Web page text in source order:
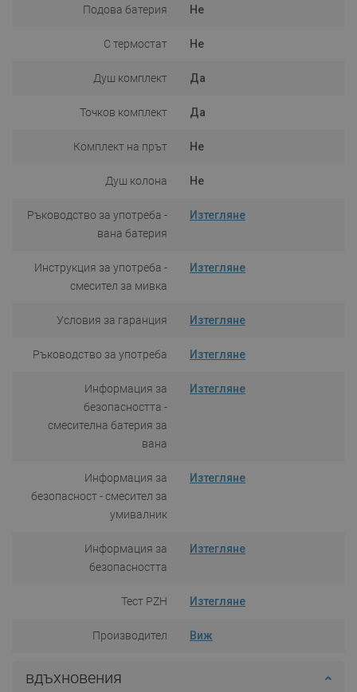
Подова батерия Не
С термостат Не
Душ комплект Да
Точков комплект Да
Комплект на прът Не
Душ колона Не
Ръководство за употреба -
вана батерия
Изтегляне
Инструкция за употреба -
смесител за мивка
Изтегляне
Условия за гаранция Изтегляне
Ръководство за употреба Изтегляне
Информация за
безопасността -
смесителна батерия за
вана
Изтегляне
Информация за
безопасност - смесител за
умивалник
Изтегляне
Информация за
безопасността
Изтегляне
Тест PZH Изтегляне
Производител Виж
вдъхновения